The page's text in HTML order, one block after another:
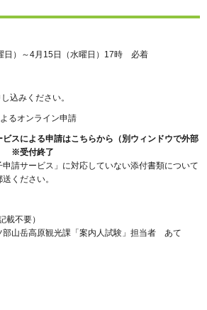
日）～4月15日（水曜日）17時 必着
込みください。
るオンライン申請
スによる申請はこちらから（別ウィンドウで外部
※受付終了
請サービス」に対応していない添付書類について
ください。
載不要）
部山岳高原観光課「案内人試験」担当者 あて